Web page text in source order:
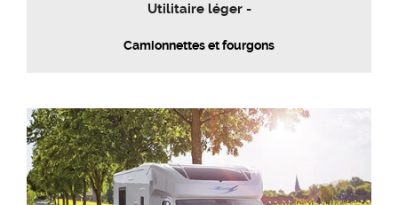
Utilitaire léger -
Camionnettes et fourgons